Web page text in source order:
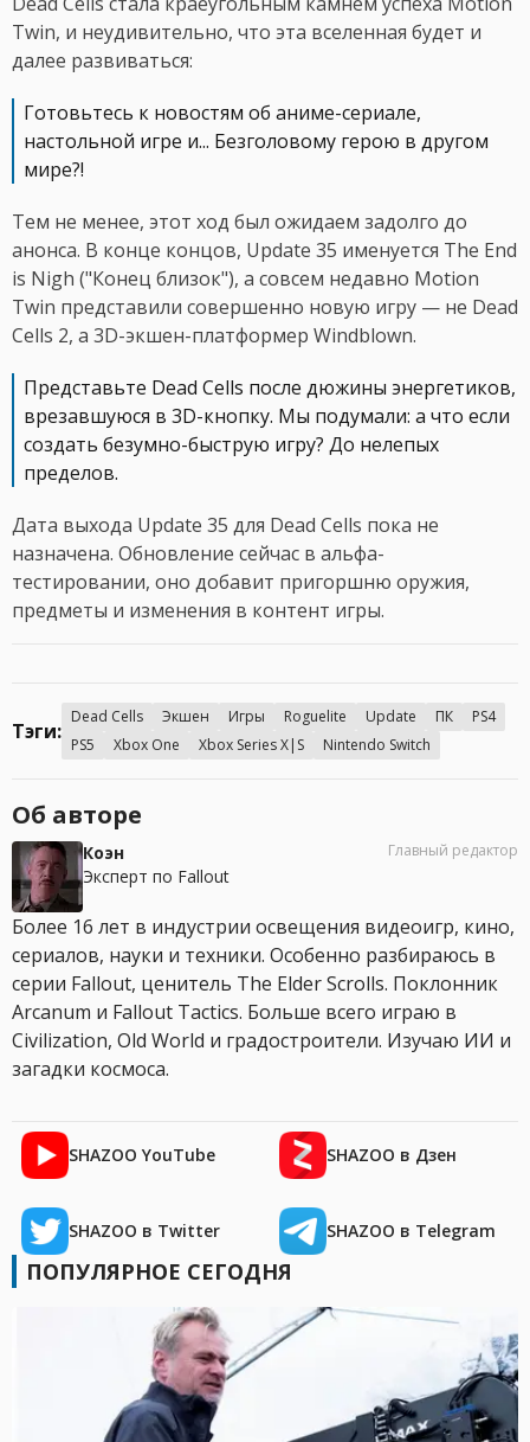
Twin, и неудивительно, что эта вселенная будет и
далее развиваться:
Готовьтесь к новостям об аниме-сериале,
настольной игре и... Безголовому герою в другом
мире?!
Тем не менее, этот ход был ожидаем задолго до
анонса. В конце концов, Update 35 именуется The End
is Nigh ("Конец близок"), а совсем недавно Motion
Twin представили совершенно новую игру — не Dead
Cells 2, а 3D-экшен-платформер Windblown.
Представьте Dead Cells после дюжины энергетиков,
врезавшуюся в 3D-кнопку. Мы подумали: а что если
создать безумно-быструю игру? До нелепых
пределов.
Дата выхода Update 35 для Dead Cells пока не
назначена. Обновление сейчас в альфа-
тестировании, оно добавит пригоршню оружия,
предметы и изменения в контент игры.
Тэги:
Dead Cells Экшен Игры Roguelite Update ПК
PS4
PS5
Xbox One Xbox Series X|S Nintendo Switch
Об авторе
Коэн
Эксперт по Fallout
Главный редактор
Более 16 лет в индустрии освещения видеоигр, кино,
сериалов, науки и техники. Особенно разбираюсь в
серии Fallout, ценитель The Elder Scrolls. Поклонник
Arcanum и Fallout Tactics. Больше всего играю в
Civilization, Old World и градостроители. Изучаю ИИ и
загадки космоса.
SHAZOO YouTube SHAZOO в Дзен
SHAZOO в Twitter SHAZOO в Telegram
ПОПУЛЯРНОЕ СЕГОДНЯ